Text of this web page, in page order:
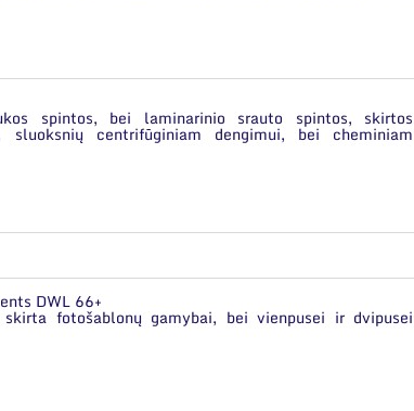
spintos, bei laminarinio srauto spintos, skirtos
sluoksnių centrifūginiam dengimui, bei cheminiam
DWL 66+
fotošablonų gamybai, bei vienpusei ir dvipusei